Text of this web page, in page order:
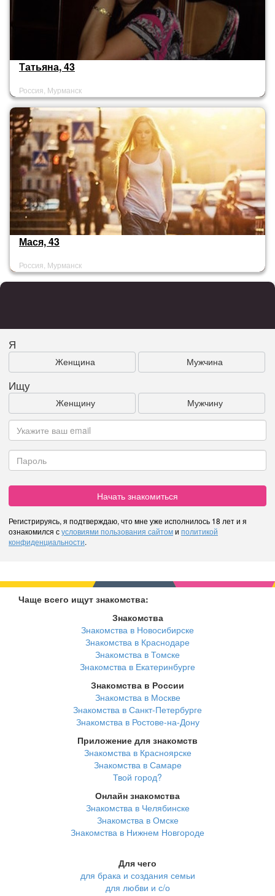
Татьяна, 43
Россия, Мурманск
Мася, 43
Россия, Мурманск
Я
Женщина Мужчина
Ищу
Женщину Мужчину
Начать знакомиться
Регистрируясь, я подтверждаю, что мне уже исполнилось 18 лет и я
ознакомился сусловиями пользования сайтоми политикой
конфиденциальности.
Чаще всего ищут знакомства:
Знакомства
Знакомства в Новосибирске
Знакомства в Краснодаре
Знакомства в Томске
Знакомства в Екатеринбурге
Знакомства в России
Знакомства в Москве
Знакомства в Санкт-Петербурге
Знакомства в Ростове-на-Дону
Приложение для знакомств
Знакомства в Красноярске
Знакомства в Самаре
Твой город?
Онлайн знакомства
Знакомства в Челябинске
Знакомства в Омске
Знакомства в Нижнем Новгороде
Для чего
для брака и создания семьи
для любви и с/о